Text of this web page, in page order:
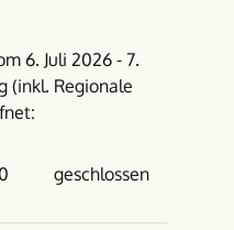
6. Juli 2026 - 7.
(inkl. Regionale
Nachmittag
geschlossen